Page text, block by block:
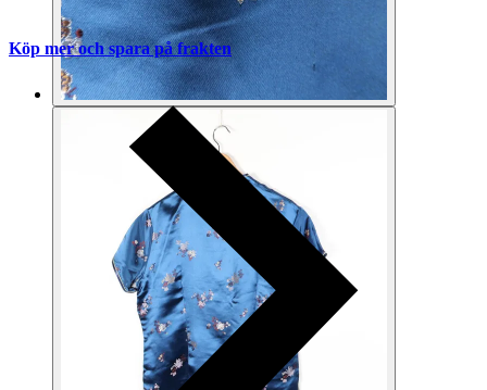
Köp mer och spara på frakten